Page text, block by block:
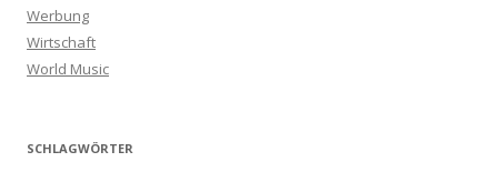
Werbung
Wirtschaft
World Music
SCHLAGWÖRTER